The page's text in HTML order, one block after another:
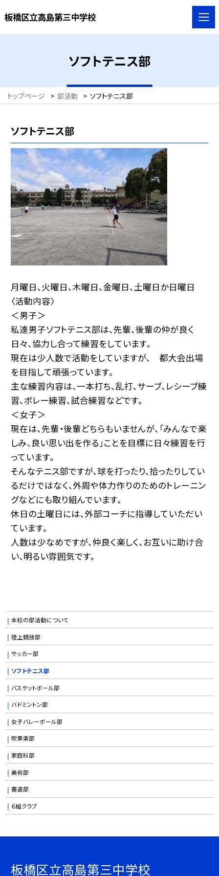
板橋区立高島第三中学校
ソフトテニス部
トップページ > 部活動 > ソフトテニス部
ソフトテニス部
月曜日、火曜日、木曜日、金曜日、土曜日か日曜日
〈活動内容〉
＜男子＞
私達男子ソフトテニス部は、先輩、後輩の仲が良く
日々、協力し合って練習をしています。
現在は少人数で活動をしていますが、 都大会出場
を目指して頑張っています。
主な練習内容は、一本打ち、乱打、サーブ、レシーブ練
習、ボレー練習、試合練習などです。
＜女子＞
現在は、先輩・後輩どちらもいませんが、「みんなで楽
しみ、良い思い出を作る」ことを目標に日々練習を行
っています。
そんなテニス部ですが、球を打ったり、拾ったりしてい
るだけではなく、外周や体力作りのためのトレーニン
グなどにも取り組んでいます。
休日の土曜日には、外部コーチに指導していただい
ています。
人数は少なめですが、仲良く楽しく、お互いに助け合
い、明るい雰囲気です。
本校の部活動について
陸上競技部
サッカー部
ソフトテニス部
バスケットボール部
バドミントン部
女子バレーボール部
吹奏楽部
家庭科部
美術部
書道部
６組クラブ
板橋区立高島第三中学校